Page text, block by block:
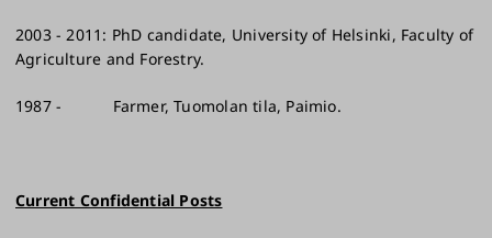
2003 - 2011: PhD candidate, University of Helsinki, Faculty of
Agriculture and Forestry.
1987 - Farmer, Tuomolan tila, Paimio.
Current Confidential Posts